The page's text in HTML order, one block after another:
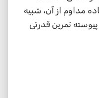
مداوم از آن، شبیه
تمرین قدرتی